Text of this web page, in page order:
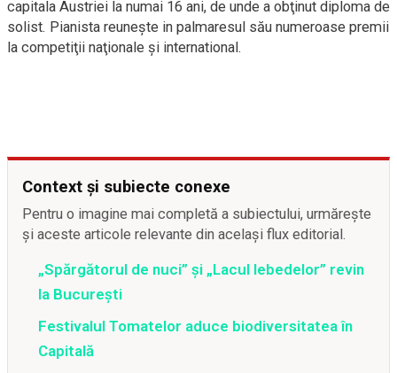
capitala Austriei la numai 16 ani, de unde a obţinut diploma de
solist. Pianista reuneşte in palmaresul său numeroase premii
la competiţii naţionale şi international.
Context și subiecte conexe
Pentru o imagine mai completă a subiectului, urmărește
și aceste articole relevante din același flux editorial.
„Spărgătorul de nuci” și „Lacul lebedelor” revin
la București
Festivalul Tomatelor aduce biodiversitatea în
Capitală